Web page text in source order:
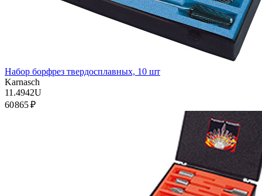
Набор борфрез твердосплавных, 10 шт
Karnasch
11.4942U
60 865 ₽